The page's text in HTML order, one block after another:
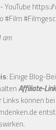
YouTube
#Film
am
: Einige Blog-
Affiliate-
können